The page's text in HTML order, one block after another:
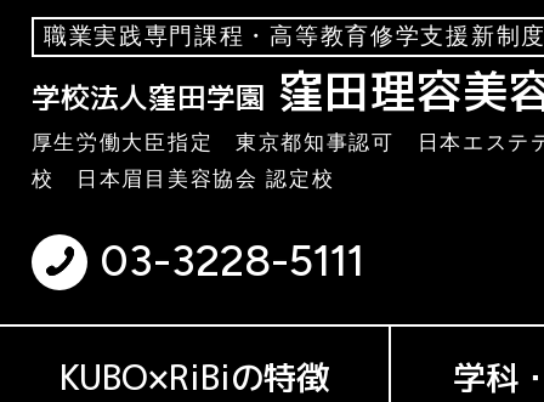
職業実践専門課程・高等教育修学支援新制
学校法人窪田学園 窪田理容美
厚生労働大臣指定 東京都知事認可 日本エステ
校 日本眉目美容協会 認定校
03-3228-5111
KUBO×RiBiの特徴 学科